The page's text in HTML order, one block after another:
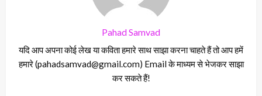
Pahad Samvad
यदि आप अपना कोई लेख या कविता हमारे साथ साझा करना चाहते हैं तो आप हमें
हमारे (pahadsamvad@gmail.com) Email के माध्यम से भेजकर साझा
कर सकते हैं!